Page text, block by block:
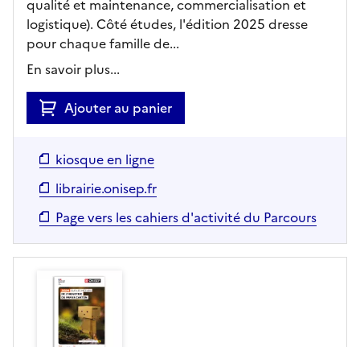
qualité et maintenance, commercialisation et
logistique). Côté études, l'édition 2025 dresse
pour chaque famille de...
En savoir plus...
Ajouter au panier
kiosque en ligne
librairie.onisep.fr
Page vers les cahiers d'activité du Parcours